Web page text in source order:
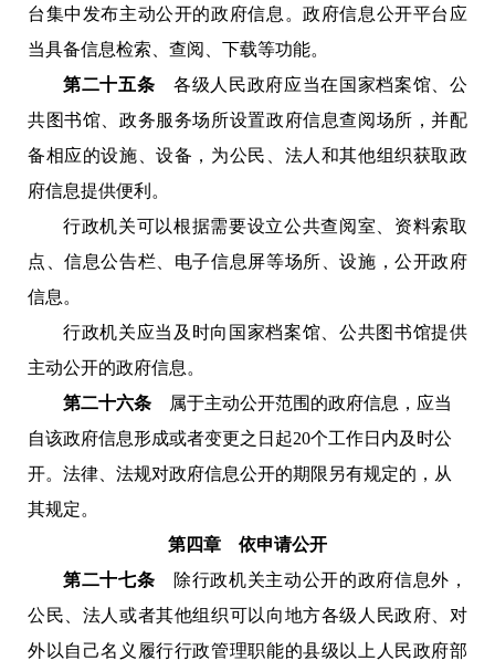
台集中发布主动公开的政府信息。政府信息公开平台应
当具备信息检索、查阅、下载等功能。
第二十五条
各级人民政府应当在国家档案馆、公
共图书馆、政务服务场所设置政府信息查阅场所，并配
备相应的设施、设备，为公民、法人和其他组织获取政
府信息提供便利。
行政机关可以根据需要设立公共查阅室、资料索取
点、信息公告栏、电子信息屏等场所、设施，公开政府
信息。
行政机关应当及时向国家档案馆、公共图书馆提供
主动公开的政府信息。
第二十六条
属于主动公开范围的政府信息，应当
自该政府信息形成或者变更之日起20个工作日内及时公
开。法律、法规对政府信息公开的期限另有规定的，从
其规定。
第四章 依申请公开
第二十七条
除行政机关主动公开的政府信息外，
公民、法人或者其他组织可以向地方各级人民政府、对
外以自己名义履行行政管理职能的县级以上人民政府部